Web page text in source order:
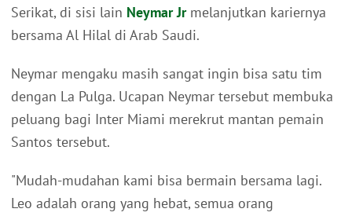
Serikat, di sisi lain Neymar Jrmelanjutkan kariernya
bersama Al Hilal di Arab Saudi.
Neymar mengaku masih sangat ingin bisa satu tim
dengan La Pulga. Ucapan Neymar tersebut membuka
peluang bagi Inter Miami merekrut mantan pemain
Santos tersebut.
"Mudah-mudahan kami bisa bermain bersama lagi.
Leo adalah orang yang hebat, semua orang